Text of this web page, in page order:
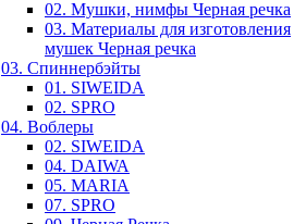
02. Мушки, нимфы Черная речка
03. Материалы для изготовления
мушек Черная речка
03. Cпиннербэйты
01. SIWEIDA
02. SPRO
04. Воблеры
02. SIWEIDA
04. DAIWA
05. MARIA
07. SPRO